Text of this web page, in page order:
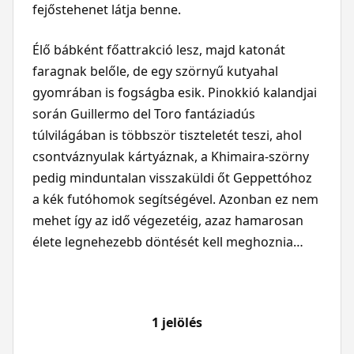
fejőstehenet látja benne.
Élő bábként főattrakció lesz, majd katonát
faragnak belőle, de egy szörnyű kutyahal
gyomrában is fogságba esik. Pinokkió kalandjai
során Guillermo del Toro fantáziadús
túlvilágában is többször tiszteletét teszi, ahol
csontváznyulak kártyáznak, a Khimaira-szörny
pedig minduntalan visszaküldi őt Geppettóhoz
a kék futóhomok segítségével. Azonban ez nem
mehet így az idő végezetéig, azaz hamarosan
élete legnehezebb döntését kell meghoznia…
1 jelölés